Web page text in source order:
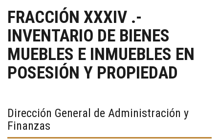
FRACCIÓN XXXIV .-
INVENTARIO DE BIENES
MUEBLES E INMUEBLES EN
POSESIÓN Y PROPIEDAD
Dirección General de Administración y
Finanzas